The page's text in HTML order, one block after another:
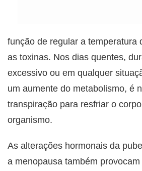
função de regular a temperatura
as toxinas. Nos dias quentes,
excessivo ou em qualquer
um aumente do metabolismo, é
transpiração para resfriar o
organismo.
As alterações hormonais da
a menopausa também